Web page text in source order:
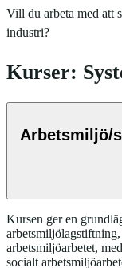
Vill du arbeta med att
industri?
Kurser:
Arbetsmiljö/
Kursen ger en
arbetsmiljöarbetet,
socialt